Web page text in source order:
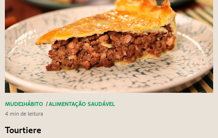
MUDE1HÁBITO /ALIMENTAÇÃO SAUDÁVEL
4 min de leitura
Tourtiere